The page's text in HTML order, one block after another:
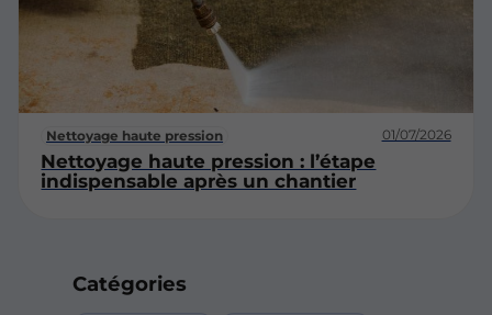
Catégories
Nettoyage haute pression 01/07/2026
Nettoyage haute pression : l’étape
indispensable après un chantier